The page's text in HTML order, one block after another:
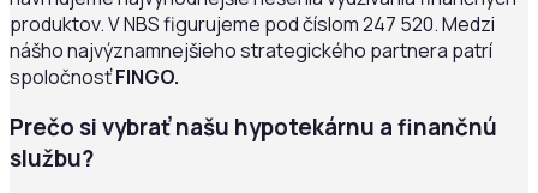
produktov. V NBS figurujeme pod číslom 247 520. Medzi
nášho najvýznamnejšieho strategického partnera patrí
spoločnosťFINGO.
Prečo si vybrať našu hypotekárnu a finančnú
službu?